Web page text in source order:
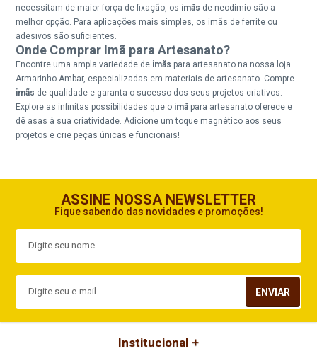
necessitam de maior força de fixação, os imãs de neodímio são a
melhor opção. Para aplicações mais simples, os imãs de ferrite ou
adesivos são suficientes.
Onde Comprar Imã para Artesanato?
Encontre uma ampla variedade de imãs para artesanato na nossa loja
Armarinho Ambar, especializadas em materiais de artesanato. Compre
imãs de qualidade e garanta o sucesso dos seus projetos criativos.
Explore as infinitas possibilidades que o imã para artesanato oferece e
dê asas à sua criatividade. Adicione um toque magnético aos seus
projetos e crie peças únicas e funcionais!
ASSINE NOSSA NEWSLETTER
Fique sabendo das novidades e promoções!
ENVIAR
Institucional